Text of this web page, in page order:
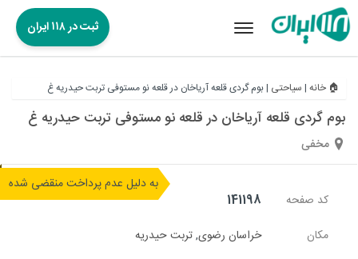
Toggle
ثبت در ۱۱۸ ایران
🏠 خانه|سیاحتی|بوم گردی قلعه آریاخان در قلعه نو مستوفی تربت حیدریه غ
بوم گردی قلعه آریاخان در قلعه نو مستوفی تربت حیدریه غ
مخفی
به دلیل عدم پرداخت منقضی شده
کد صفحه
141198
مکان
خراسان رضوی,تربت حیدریه